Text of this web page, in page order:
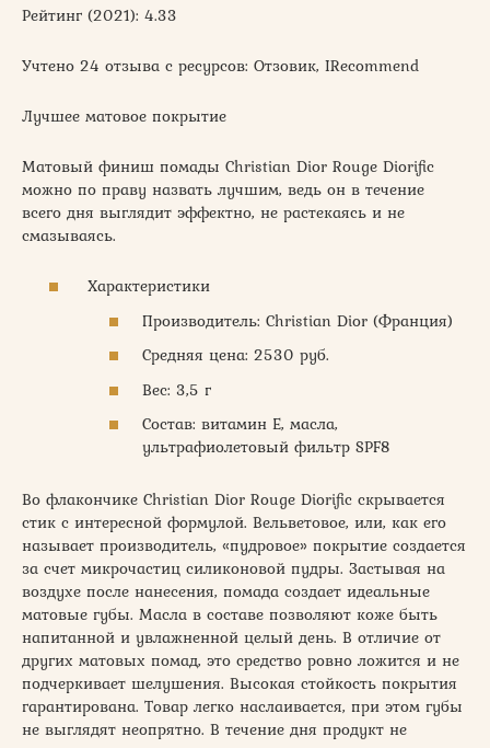
Рейтинг (2021): 4.33
Учтено 24 отзыва с ресурсов: Отзовик, IRecommend
Лучшее матовое покрытие
Матовый финиш помады Christian Dior Rouge Diorific
можно по праву назвать лучшим, ведь он в течение
всего дня выглядит эффектно, не растекаясь и не
смазываясь.
Характеристики
Производитель: Christian Dior (Франция)
Средняя цена: 2530 руб.
Вес: 3,5 г
Состав: витамин Е, масла,
ультрафиолетовый фильтр SPF8
Во флакончике Christian Dior Rouge Diorific скрывается
стик с интересной формулой. Вельветовое, или, как его
называет производитель, «пудровое» покрытие создается
за счет микрочастиц силиконовой пудры. Застывая на
воздухе после нанесения, помада создает идеальные
матовые губы. Масла в составе позволяют коже быть
напитанной и увлажненной целый день. В отличие от
других матовых помад, это средство ровно ложится и не
подчеркивает шелушения. Высокая стойкость покрытия
гарантирована. Товар легко наслаивается, при этом губы
не выглядят неопрятно. В течение дня продукт не